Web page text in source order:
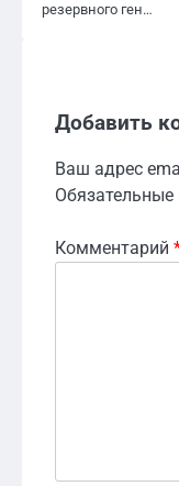
резервного ген…
Добавить
Ваш адрес
Комментарий